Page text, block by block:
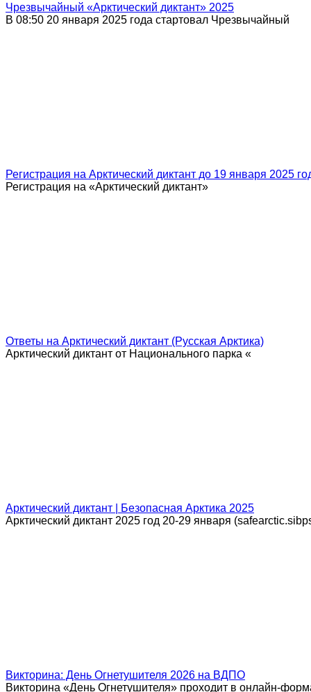
Чрезвычайный «Арктический диктант» 2025
В 08:50 20 января 2025 года стартовал Чрезвычайный
Регистрация на Арктический диктант до 19 января 2025
Регистрация на «Арктический диктант»
Ответы на Арктический диктант (Русская Арктика)
Арктический диктант от Национального парка «
Арктический диктант | Безопасная Арктика 2025
Арктический диктант 2025 год 20-29 января
Викторина: День Огнетушителя 2026 на ВДПО
Викторина «День Огнетушителя» проходит в онлайн-